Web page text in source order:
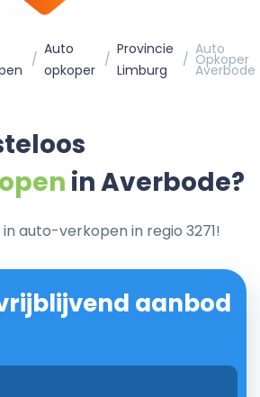
Auto
opkoper
Provincie
Limburg
Auto
Opkoper
Averbode
in Averbode?
auto-verkopen in regio 3271!
aanbod